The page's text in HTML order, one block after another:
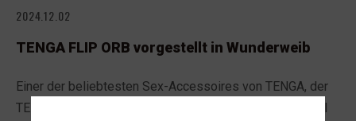
2024.12.02
TENGA FLIP ORB vorgestellt in Wunderweib
Einer der beliebtesten Sex-Accessoires von TENGA, der
TENGA FLIP ORB, wurde von Wunderweib in dem Artikel